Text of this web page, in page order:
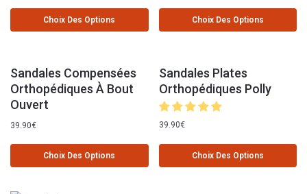
Choix Des Options Choix Des Options
Sandales Compensées
Orthopédiques À Bout
Ouvert
39.90€
Choix Des Options
Sandales Plates
Orthopédiques Polly
39.90€
Choix Des Options